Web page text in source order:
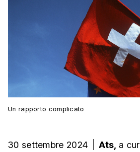
Un rapporto complicato
30 settembre 2024 Ats, a